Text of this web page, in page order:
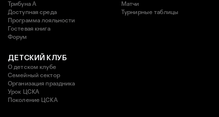
Трибуна А
Доступная среда
Программа лояльности
Гостевая книга
Форум
Матчи
Турнирные таблицы
ДЕТСКИЙ КЛУБ
О детском клубе
Семейный сектор
Организация праздника
Урок ЦСКА
Поколение ЦСКА